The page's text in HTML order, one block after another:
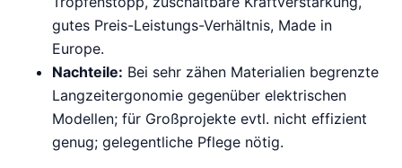
gutes Preis-Leistungs-Verhältnis, Made in
Europe.
Nachteile: Bei sehr zähen Materialien begrenzte
Langzeitergonomie gegenüber elektrischen
Modellen; für Großprojekte evtl. nicht effizient
genug; gelegentliche Pflege nötig.